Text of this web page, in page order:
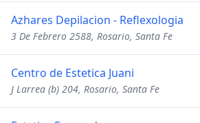
Azhares Depilacion - Reflexologia
3 De Febrero 2588, Rosario, Santa Fe
Centro de Estetica Juani
J Larrea (b) 204, Rosario, Santa Fe